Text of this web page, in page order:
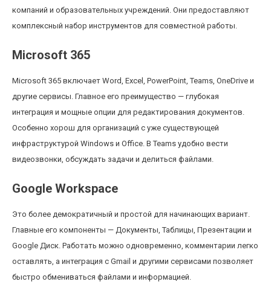
компаний и образовательных учреждений. Они предоставляют
комплексный набор инструментов для совместной работы.
Microsoft 365
Microsoft 365 включает Word, Excel, PowerPoint, Teams, OneDrive и
другие сервисы. Главное его преимущество — глубокая
интеграция и мощные опции для редактирования документов.
Особенно хорош для организаций с уже существующей
инфраструктурой Windows и Office. В Teams удобно вести
видеозвонки, обсуждать задачи и делиться файлами.
Google Workspace
Это более демократичный и простой для начинающих вариант.
Главные его компоненты — Документы, Таблицы, Презентации и
Google Диск. Работать можно одновременно, комментарии легко
оставлять, а интеграция с Gmail и другими сервисами позволяет
быстро обмениваться файлами и информацией.